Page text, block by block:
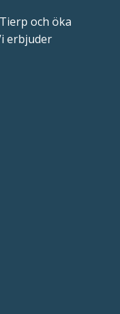
och öka
erbjuder